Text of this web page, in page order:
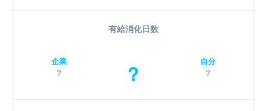
有給消化日数
企業
? ? 自分
?